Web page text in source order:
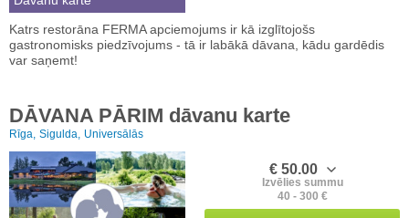
Katrs restorāna FERMA apciemojums ir kā izglītojošs
gastronomisks piedzīvojums - tā ir labākā dāvana, kādu gardēdis
var saņemt!
DĀVANA PĀRIM dāvanu karte
Rīga, Sigulda, Universālās
€ 50.00
Izvēlies summu
40 - 300 €